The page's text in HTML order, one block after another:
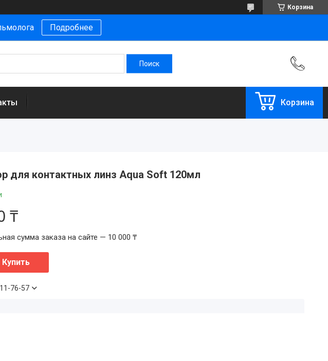
Корзина
Подробнее
Корзина
для контактных линз Aqua Soft 120мл
₸
сумма заказа на сайте — 10 000 ₸
Купить
76-57